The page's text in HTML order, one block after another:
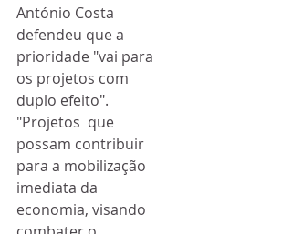
António Costa
defendeu que a
prioridade "vai para
os projetos com
duplo efeito".
"Projetos  que
possam contribuir
para a mobilização
imediata da
economia, visando